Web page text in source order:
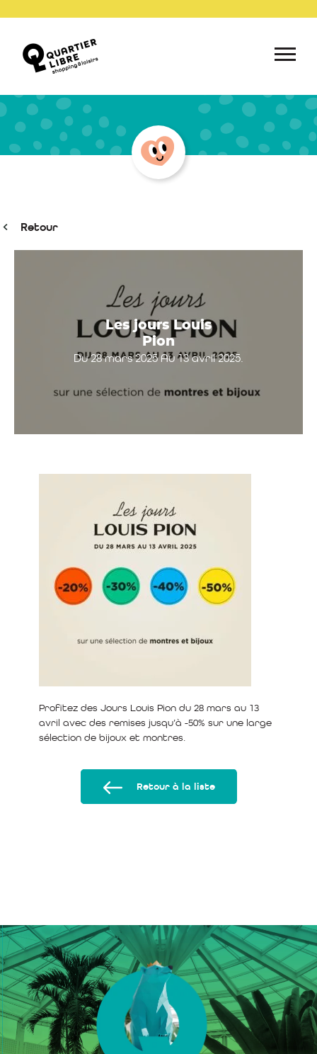
Retour
Les jours Louis
Pion
Du 28 mars 2025 Au 13 avril 2025.
Profitez des Jours Louis Pion du 28 mars au 13
avril avec des remises jusqu’à -50% sur une large
sélection de bijoux et montres.
Retour à la liste